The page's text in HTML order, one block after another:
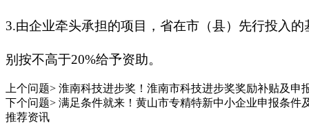
3.由企业牵头承担的项目，省在市（县）先行投入
别按不高于20%给予资助。
上个问题> 淮南科技进步奖！淮南市科技进步奖奖励补贴及申
下个问题> 满足条件就来！黄山市专精特新中小企业申报条件
推荐资讯